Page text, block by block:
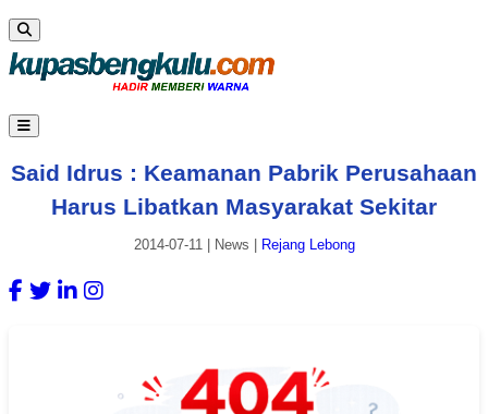
Said Idrus : Keamanan Pabrik Perusahaan
Harus Libatkan Masyarakat Sekitar
2014-07-11| News Rejang Lebong